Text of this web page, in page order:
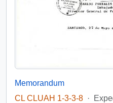
Memorandum
CL CLUAH 1-3-3-8 ·